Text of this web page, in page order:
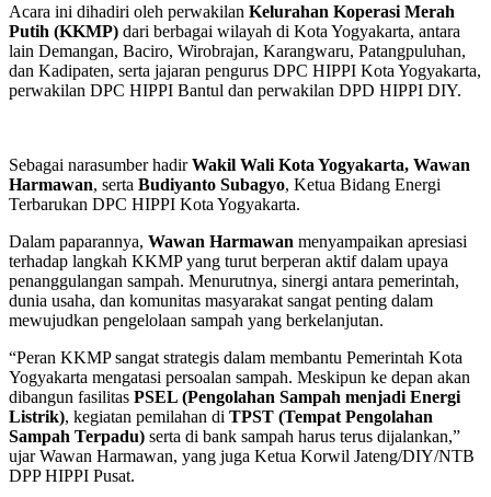
Acara ini dihadiri oleh perwakilan Kelurahan Koperasi Merah
Putih (KKMP) dari berbagai wilayah di Kota Yogyakarta, antara
lain Demangan, Baciro, Wirobrajan, Karangwaru, Patangpuluhan,
dan Kadipaten, serta jajaran pengurus DPC HIPPI Kota Yogyakarta,
perwakilan DPC HIPPI Bantul dan perwakilan DPD HIPPI DIY.
Sebagai narasumber hadirWakil Wali Kota Yogyakarta, Wawan
Harmawan, serta Budiyanto Subagyo, Ketua Bidang Energi
Terbarukan DPC HIPPI Kota Yogyakarta.
Dalam paparannya, Wawan Harmawan menyampaikan apresiasi
terhadap langkah KKMP yang turut berperan aktif dalam upaya
penanggulangan sampah. Menurutnya, sinergi antara pemerintah,
dunia usaha, dan komunitas masyarakat sangat penting dalam
mewujudkan pengelolaan sampah yang berkelanjutan.
“Peran KKMP sangat strategis dalam membantu Pemerintah Kota
Yogyakarta mengatasi persoalan sampah. Meskipun ke depan akan
dibangun fasilitas PSEL (Pengolahan Sampah menjadi Energi
Listrik), kegiatan pemilahan di TPST (Tempat Pengolahan
Sampah Terpadu) serta di bank sampah harus terus dijalankan,”
ujar Wawan Harmawan, yang juga Ketua Korwil Jateng/DIY/NTB
DPP HIPPI Pusat.